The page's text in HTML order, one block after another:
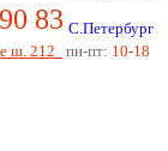
83 С.Петербург
ш. 212
пн-пт: 10-18